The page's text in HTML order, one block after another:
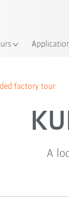
factory tour
A